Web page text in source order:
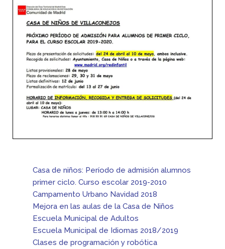
Casa de niños: Período de admisión alumnos
primer ciclo. Curso escolar 2019-2010
Campamento Urbano Navidad 2018
Mejora en las aulas de la Casa de Niños
Escuela Municipal de Adultos
Escuela Municipal de Idiomas 2018/2019
Clases de programación y robótica